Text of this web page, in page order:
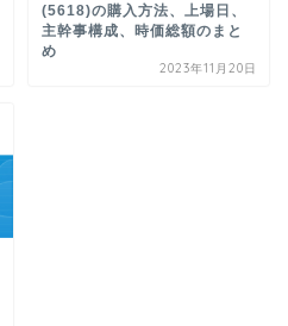
(5618)の購入方法、上場日、
主幹事構成、時価総額のまと
め
2023年11月20日